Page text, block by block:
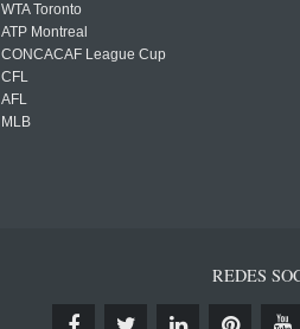
WTA Toronto
ATP Montreal
CONCACAF League Cup
CFL
AFL
MLB
REDES